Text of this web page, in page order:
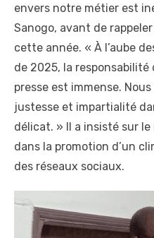
envers notre métier est
Sanogo, avant de
cette année. « À l’aube
de 2025, la
presse est immense.
justesse et impartialité
délicat. » Il a insisté sur
dans la promotion d’un
des réseaux sociaux.